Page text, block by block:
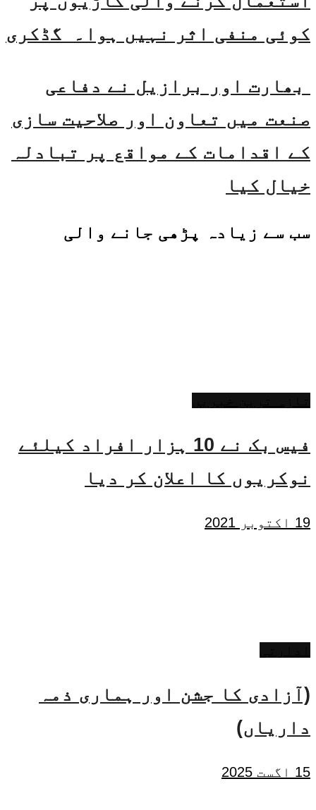
کوئی منفی اثر نہیں ہوا۔ گڈکری
بھارت اور برازیل نے دفاعی
صنعت میں تعاون اور صلاحیت سازی
کے اقدامات کے مواقع پر تبادلہ
خیال کیا
سب سے زیادہ پڑھی جانے والی
فیس بک نے 10 ہزار افراد کیلئے
نوکریوں کا اعلان کر دیا
19 اکتوبر 2021
(آزادی کا جشن اور ہماری ذمہ
داریاں)
15 اگست 2025